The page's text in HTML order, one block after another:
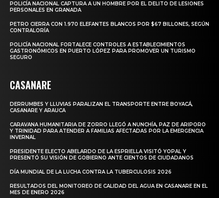
POLICÍA NACIONAL CAPTURA A UN HOMBRE POR EL DELITO DE LESIONES
PERSONALES EN GRANADA
PETRO CIERRA CON 1.970 ELEFANTES BLANCOS POR $67 BILLONES, SEGÚN
CONTRALORÍA
POLICÍA NACIONAL FORTALECE CONTROLES A ESTABLECIMIENTOS
GASTRONÓMICOS EN PUERTO LÓPEZ PARA PROMOVER UN TURISMO
SEGURO
CASANARE
DERRUMBES Y LLUVIAS PARALIZAN EL TRANSPORTE ENTRE BOYACÁ,
CASANARE Y ARAUCA
CARAVANA HUMANITARIA DE ZORRO LLEGÓ A NUNCHÍA, PAZ DE ARIPORO
Y TRINIDAD PARA ATENDER A FAMILIAS AFECTADAS POR LA EMERGENCIA
INVERNAL
PRESIDENTE ELECTO ABELARDO DE LA ESPRIELLA VISITÓ YOPAL Y
PRESENTÓ SU VISIÓN DE GOBIERNO ANTE CIENTOS DE CIUDADANOS
DÍA MUNDIAL DE LA LUCHA CONTRA LA TUBERCULOSIS 2026
RESULTADOS DEL MONITOREO DE CALIDAD DEL AGUA EN CASANARE EN EL
MES DE ENERO 2026